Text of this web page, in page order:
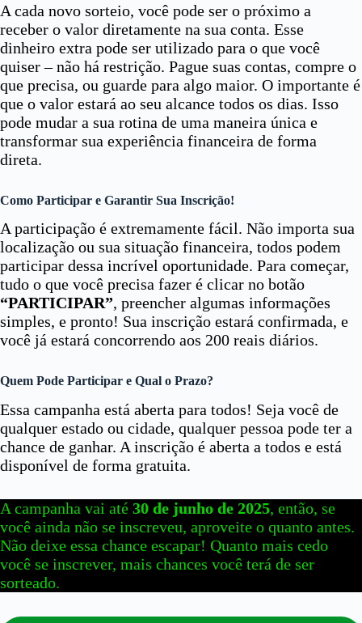
A cada novo sorteio, você pode ser o próximo a
receber o valor diretamente na sua conta. Esse
dinheiro extra pode ser utilizado para o que você
quiser – não há restrição. Pague suas contas, compre o
que precisa, ou guarde para algo maior. O importante é
que o valor estará ao seu alcance todos os dias. Isso
pode mudar a sua rotina de uma maneira única e
transformar sua experiência financeira de forma
direta.
Como Participar e Garantir Sua Inscrição!
A participação é extremamente fácil. Não importa sua
localização ou sua situação financeira, todos podem
participar dessa incrível oportunidade. Para começar,
tudo o que você precisa fazer é clicar no botão
“PARTICIPAR”, preencher algumas informações
simples, e pronto! Sua inscrição estará confirmada, e
você já estará concorrendo aos 200 reais diários.
Quem Pode Participar e Qual o Prazo?
Essa campanha está aberta para todos! Seja você de
qualquer estado ou cidade, qualquer pessoa pode ter a
chance de ganhar. A inscrição é aberta a todos e está
disponível de forma gratuita.
A campanha vai até 30 de junho de 2025, então, se
você ainda não se inscreveu, aproveite o quanto antes.
Não deixe essa chance escapar! Quanto mais cedo
você se inscrever, mais chances você terá de ser
sorteado.